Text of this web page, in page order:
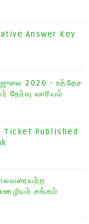
Answer Key
ஜுலை 2026 - உத்தேச
தேர்வு வாரியம்
Ticket Published
சங்கம்